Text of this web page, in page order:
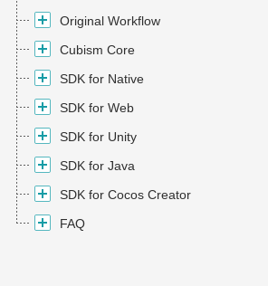
Original Workflow
Cubism Core
SDK for Native
SDK for Web
SDK for Unity
SDK for Java
SDK for Cocos Creator
FAQ